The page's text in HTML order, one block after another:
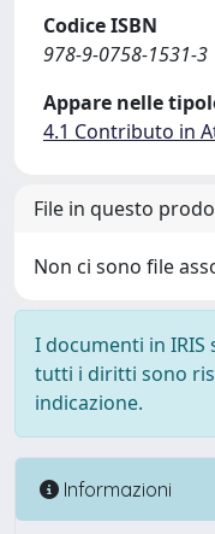
Codice ISBN
978-9-0758-1531-3
Appare nelle
4.1 Contributo in
File in questo
Non ci sono file
I documenti in
tutti i diritti sono
indicazione.
Informazioni